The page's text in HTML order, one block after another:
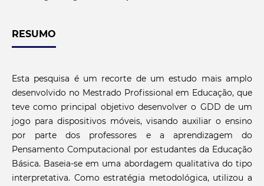
RESUMO
Esta pesquisa é um recorte de um estudo mais amplo
desenvolvido no Mestrado Profissional em Educação, que
teve como principal objetivo desenvolver o GDD de um
jogo para dispositivos móveis, visando auxiliar o ensino
por parte dos professores e a aprendizagem do
Pensamento Computacional por estudantes da Educação
Básica. Baseia-se em uma abordagem qualitativa do tipo
interpretativa. Como estratégia metodológica, utilizou a